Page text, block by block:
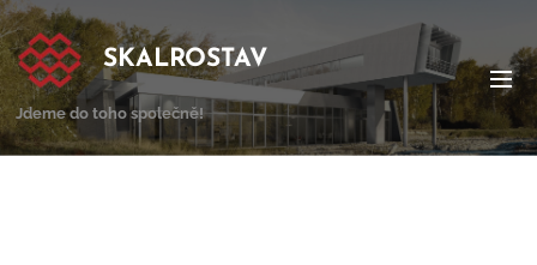
SKALROSTAV
Jdeme do toho společně!